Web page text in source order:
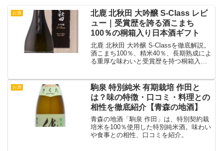
お酒
北鹿 北秋田 大吟醸 S-Class レビ
ュー｜受賞歴を誇る酒こまち
100％の桐箱入り日本酒ギフト
北鹿 北秋田 大吟醸 S-Classを徹底解説。
酒こまち100％、精米40％、長期熟成によ
る重厚な味わいと受賞歴を持つ桐箱入り
お酒
駒泉 特別純米 有期栽培 作田と
は？味の特徴・口コミ・料理との
相性を徹底紹介【青森の地酒】
青森の地酒「駒泉 作田」は、特別契約栽
培米を100％使用した特別純米酒。味わい
や食事との相性、口コミを紹介。